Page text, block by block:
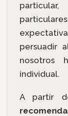
persuadir
nosotros
individual.
A partir